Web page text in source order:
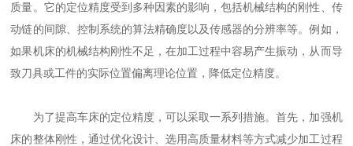
质量。它的定位精度受到多种因素的影响，包括机械结构的刚性、传
动链的间隙、控制系统的算法精确度以及传感器的分辨率等。例如，
如果机床的机械结构刚性不足，在加工过程中容易产生振动，从而导
致刀具或工件的实际位置偏离理论位置，降低定位精度。
为了提高车床的定位精度，可以采取一系列措施。首先，加强机
床的整体刚性，通过优化设计、选用高质量材料等方式减少加工过程